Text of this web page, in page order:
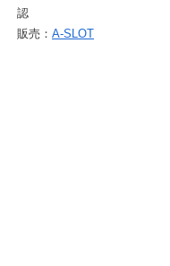
認
販売： A-SLOT